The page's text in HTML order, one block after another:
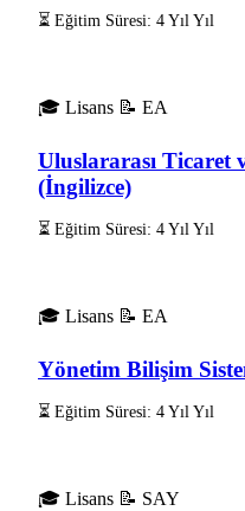
⏳ Eğitim Süresi: 4 Yıl Yıl
🎓 Lisans 📝 EA
Uluslararası Ticaret
(İngilizce)
⏳ Eğitim Süresi: 4 Yıl Yıl
🎓 Lisans 📝 EA
Yönetim Bilişim
⏳ Eğitim Süresi: 4 Yıl Yıl
🎓 Lisans 📝 SAY